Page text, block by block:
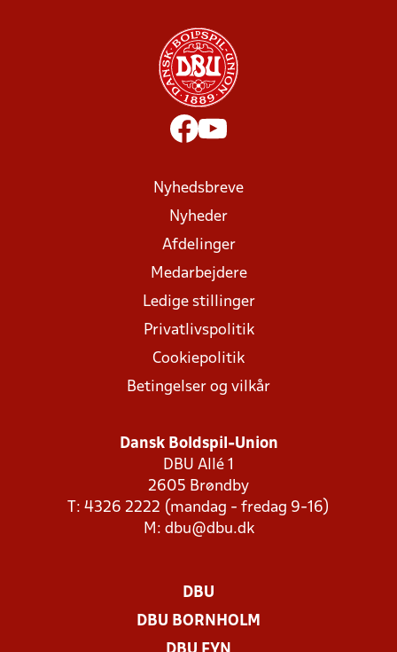
Nyhedsbreve
Nyheder
Afdelinger
Medarbejdere
Ledige stillinger
Privatlivspolitik
Cookiepolitik
Betingelser og vilkår
Dansk Boldspil-Union
DBU Allé 1
2605 Brøndby
T: 4326 2222 (mandag - fredag 9-16)
M: dbu@dbu.dk
DBU
DBU BORNHOLM